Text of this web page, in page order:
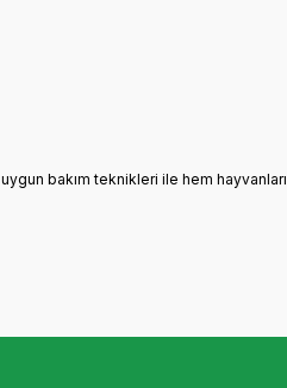
bakım teknikleri ile hem